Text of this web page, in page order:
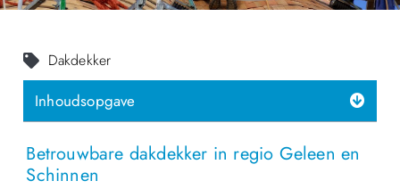
Betrouwbare dakdekker in regio Geleen en
Schinnen
Dakdekker
Inhoudsopgave